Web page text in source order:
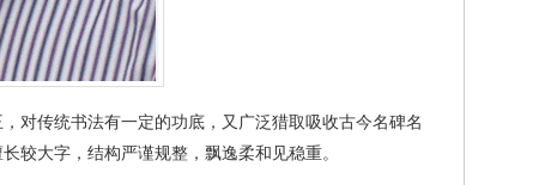
对传统书法有一定的功底，又广泛猎取吸收古今名碑名
较大字，结构严谨规整，飘逸柔和见稳重。